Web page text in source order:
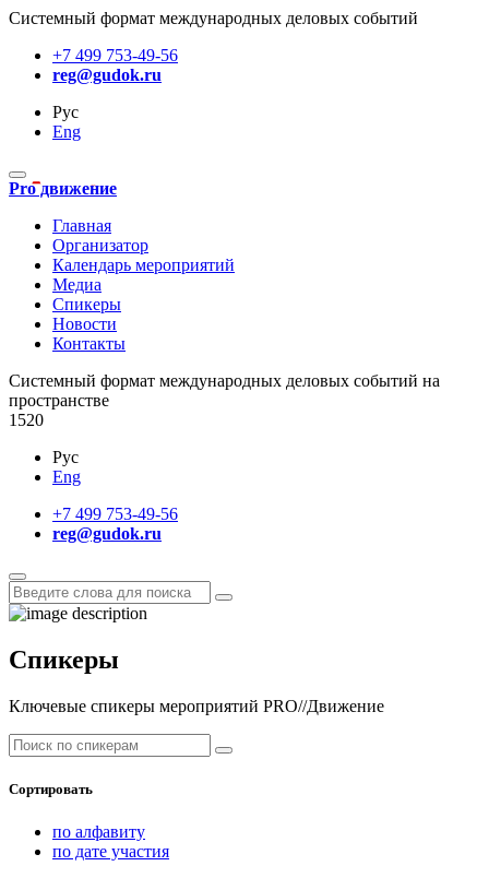
Системный формат международных деловых событий
+7 499 753-49-56
reg@gudok.ru
Рус
Eng
Pro движение
Главная
Организатор
Календарь мероприятий
Медиа
Спикеры
Новости
Контакты
Cистемный формат международных деловых событий на
пространстве
1520
Рус
Eng
+7 499 753-49-56
reg@gudok.ru
Спикеры
Ключевые спикеры мероприятий PRO//Движение
Сортировать
по алфавиту
по дате участия